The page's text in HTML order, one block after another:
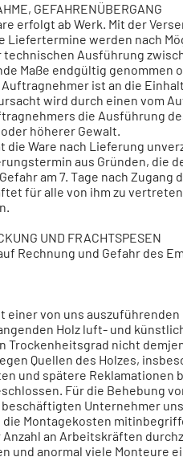
GEFAHRENÜBERGANG
erfolgt ab Werk. Mit der
werden nach
Ausführung
Maße endgültig
ist an die
wird durch einen vom
die Ausführung
höherer Gewalt.
die Ware nach Lieferung
aus Gründen, die
am 7. Tage nach
für alle von ihm zu
UND FRACHTSPESEN
Rechnung und Gefahr des
einer von uns
Holz luft- und
Trockenheitsgrad nicht
Quellen des Holzes,
und spätere
Für die Behebung
Unternehmer
die Montagekosten
an Arbeitskräften
und anormal viele Monteure